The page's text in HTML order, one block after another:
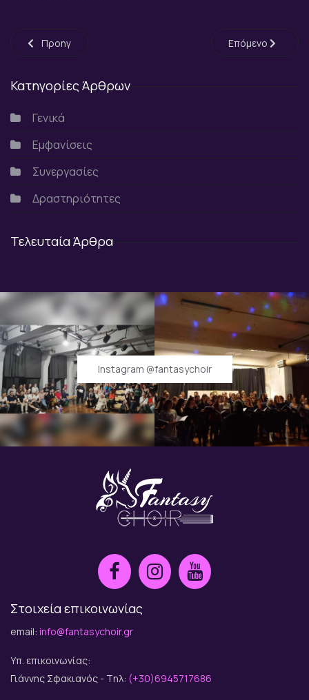
Προηγούμενο άρθρο: Τραγουδώντας & Ροκάροντας...
Προηγ Επόμενο άρθρο:
Επόμενο
Κατηγορίες Άρθρων
Γενικά
Εμφανίσεις
Συνεργασίες
Δραστηριότητες
Τελευταία Άρθρα
Instagram @fantasychoir
Στοιχεία επικοινωνίας
email: info@fantasychoir.gr
Υπ. επικοινωνίας:
Γιάννης Σφακιανός - Tηλ: (+30)6945717686